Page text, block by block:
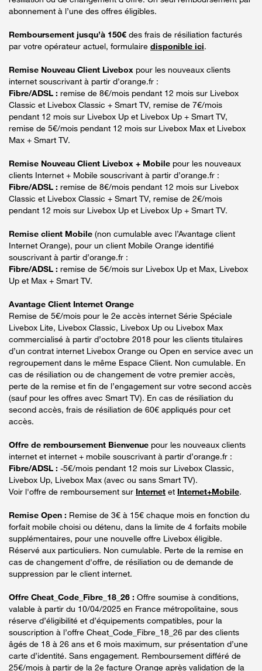
abonnement à l’une des offres éligibles.
Remboursement jusqu’à 150€ des frais de résiliation facturés
par votre opérateur actuel, formulaire disponible ici.
Remise Nouveau Client Livebox pour les nouveaux clients
internet souscrivant à partir d’orange.fr :
Fibre/ADSL : remise de 8€/mois pendant 12 mois sur Livebox
Classic et Livebox Classic + Smart TV, remise de 7€/mois
pendant 12 mois sur Livebox Up et Livebox Up + Smart TV,
remise de 5€/mois pendant 12 mois sur Livebox Max et Livebox
Max + Smart TV.
Remise Nouveau Client Livebox + Mobile pour les nouveaux
clients Internet + Mobile souscrivant à partir d’orange.fr :
Fibre/ADSL : remise de 8€/mois pendant 12 mois sur Livebox
Classic et Livebox Classic + Smart TV, remise de 2€/mois
pendant 12 mois sur Livebox Up et Livebox Up + Smart TV.
Remise client Mobile (non cumulable avec l’Avantage client
Internet Orange), pour un client Mobile Orange identifié
souscrivant à partir d’orange.fr :
Fibre/ADSL : remise de 5€/mois sur Livebox Up et Max, Livebox
Up et Max + Smart TV.
Avantage Client Internet Orange
Remise de 5€/mois pour le 2e accès internet Série Spéciale
Livebox Lite, Livebox Classic, Livebox Up ou Livebox Max
commercialisé à partir d’octobre 2018 pour les clients titulaires
d’un contrat internet Livebox Orange ou Open en service avec un
regroupement dans le même Espace Client. Non cumulable. En
cas de résiliation ou de changement de votre premier accès,
perte de la remise et fin de l’engagement sur votre second accès
(sauf pour les offres avec Smart TV). En cas de résiliation du
second accès, frais de résiliation de 60€ appliqués pour cet
accès.
Offre de remboursement Bienvenue pour les nouveaux clients
internet et internet + mobile souscrivant à partir d’orange.fr :
Fibre/ADSL : -5€/mois pendant 12 mois sur Livebox Classic,
Livebox Up, Livebox Max (avec ou sans Smart TV).
Voir l'offre de remboursement sur Internet et Internet+Mobile.
Remise Open : Remise de 3€ à 15€ chaque mois en fonction du
forfait mobile choisi ou détenu, dans la limite de 4 forfaits mobile
supplémentaires, pour une nouvelle offre Livebox éligible.
Réservé aux particuliers. Non cumulable. Perte de la remise en
cas de changement d'offre, de résiliation ou de demande de
suppression par le client internet.
Offre Cheat_Code_Fibre_18_26 : Offre soumise à conditions,
valable à partir du 10/04/2025 en France métropolitaine, sous
réserve d’éligibilité et d’équipements compatibles, pour la
souscription à l’offre Cheat_Code_Fibre_18_26 par des clients
âgés de 18 à 26 ans et 6 mois maximum, sur présentation d’une
carte d’identité. Sans engagement. Remboursement différé de
25€/mois à partir de la 2e facture Orange après validation de la